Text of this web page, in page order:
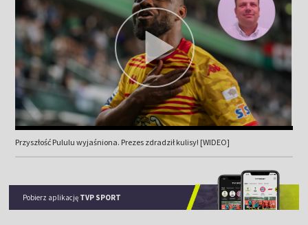
Przyszłość Pululu wyjaśniona. Prezes zdradził kulisy! [WIDEO]
Pobierz aplikację TVP SPORT